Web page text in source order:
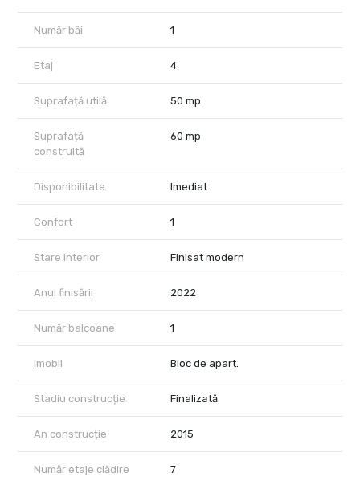
Dormitor
Baie
Balcon generos
Centrală proprie
Aer condiționat
Mașină de spălat vase
Parchet, gresie, faianță
Ușă intrare metalică
Videointerfon
Loc de parcare subteran (acoperit)
Imobilul beneficiază de izolație termică exterioară, străzi
asfaltate, iluminat public și vedere panoramică.
Număr băi 1
Etaj 4
Suprafață utilă 50 mp
Suprafață
construită
60 mp
Disponibilitate Imediat
Confort 1
Stare interior Finisat modern
Anul finisării 2022
Număr balcoane 1
Imobil Bloc de apart.
Stadiu construcție Finalizată
An construcție 2015
Număr etaje clădire 7